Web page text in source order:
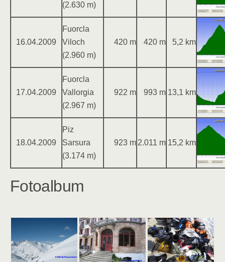
(2.630 m)
16.04.2009
Fuorcla
Viloch
(2.960 m)
420 m 420 m 5,2 km
17.04.2009
Fuorcla
Vallorgia
(2.967 m)
922 m 993 m 13,1 km
18.04.2009
Piz
Sarsura
(3.174 m)
923 m 2.011 m 15,2 km
Fotoalbum